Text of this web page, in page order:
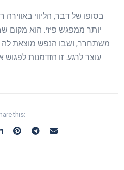
בסופו של דבר, הליווי
יותר ממפגש פיזי. הוא מקום
משתחרר, ושבו הנפש מוצאת
עוצר לרגע. זו הזדמנות
this: